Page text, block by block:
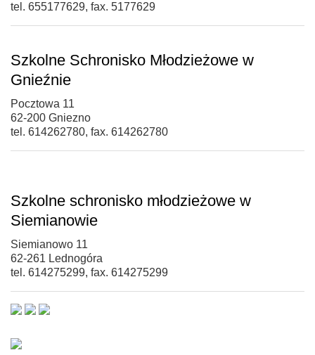
tel. 655177629, fax. 5177629
Szkolne Schronisko Młodzieżowe w
Gnieźnie
Pocztowa 11
62-200 Gniezno
tel. 614262780, fax. 614262780
Szkolne schronisko młodzieżowe w
Siemianowie
Siemianowo 11
62-261 Lednogóra
tel. 614275299, fax. 614275299